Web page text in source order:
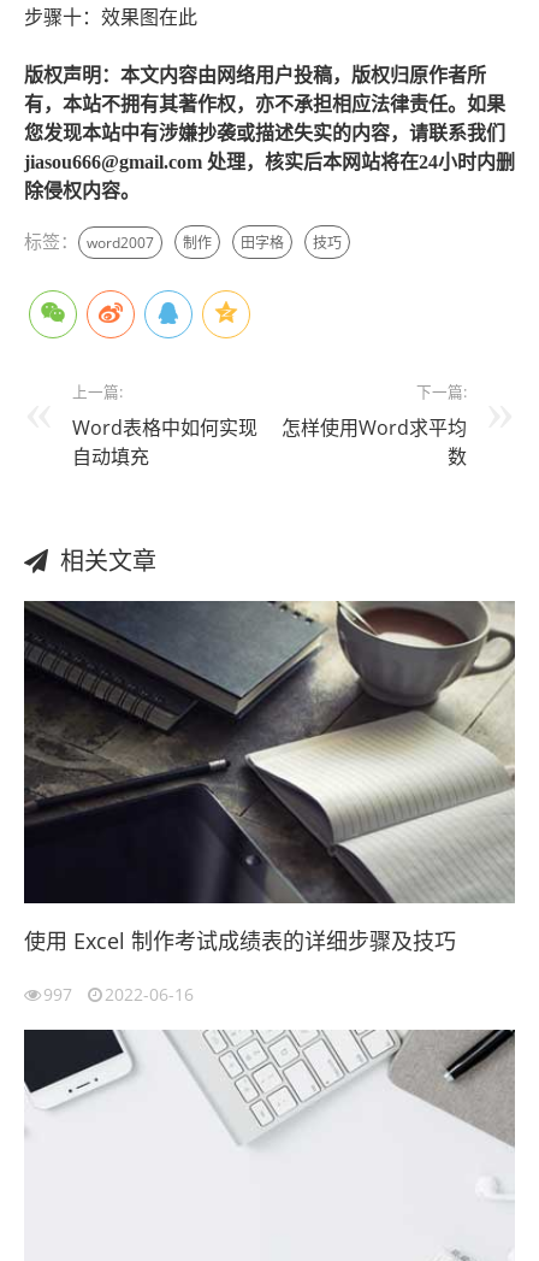
步骤十：效果图在此
版权声明：本文内容由网络用户投稿，版权归原作者所
有，本站不拥有其著作权，亦不承担相应法律责任。如果
您发现本站中有涉嫌抄袭或描述失实的内容，请联系我们
jiasou666@gmail.com 处理，核实后本网站将在24小时内删
除侵权内容。
标签： word2007 制作 田字格 技巧
上一篇:
Word表格中如何实现
自动填充
下一篇:
怎样使用Word求平均
数
相关文章
使用 Excel 制作考试成绩表的详细步骤及技巧
997 2022-06-16